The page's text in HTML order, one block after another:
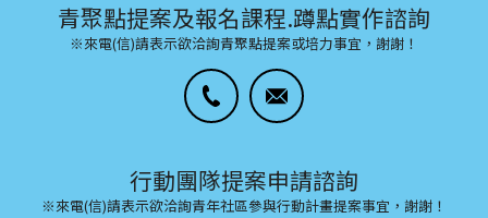
青聚點提案及報名課程.蹲點實作諮詢
※來電(信)請表示欲洽詢青聚點提案或培力事宜，謝謝！
行動團隊提案申請諮詢
※來電(信)請表示欲洽詢青年社區參與行動計畫提案事宜，謝謝！